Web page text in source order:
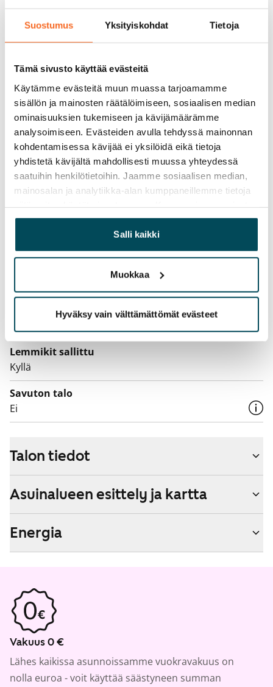
Suostumus Yksityiskohdat Tietoja
Tämä sivusto käyttää evästeitä
Käytämme evästeitä muun muassa tarjoamamme
sisällön ja mainosten räätälöimiseen, sosiaalisen median
ominaisuuksien tukemiseen ja kävijämäärämme
analysoimiseen. Evästeiden avulla tehdyssä mainonnan
kohdentamisessa kävijää ei yksilöidä eikä tietoja
yhdistetä kävijältä mahdollisesti muussa yhteydessä
saatuihin henkilötietoihin. Jaamme sosiaalisen median,
mainosalan ja analytiikka-alan kumppaneillemme tietoja
yhdistää näitä tietoja muihin tietoihin, joita olet antanut
heille tai joita on kerätty, kun olet käyttänyt heidän
palvelujaan.
Salli kaikki
Muokkaa
Hyväksy vain välttämättömät evästeet
Vuokrattu
Varallisuusrajat
Vuokra
Vuokravakuus
0 €, (yrityksille min. 1 kk vuokra)
Kotivakuutus
Pakollinen, ei sisälly vuokraan
Vesimaksu
27 €/hlö/kk
Vuokralainen solmii itse sähkösopimuksen.
Vuokraan sisältyy 50 M laajakaistaliittymä. Voit hankkia
lisänopeutta etuhintaan ottamalla yhteyttä
Lemmikit sallittu
Kyllä
Savuton talo
Ei
Talon tiedot
Asuinalueen esittely ja kartta
Energia
Vakuus 0 €
Lähes kaikissa asunnoissamme vuokravakuus on
nolla euroa - voit käyttää säästyneen summan